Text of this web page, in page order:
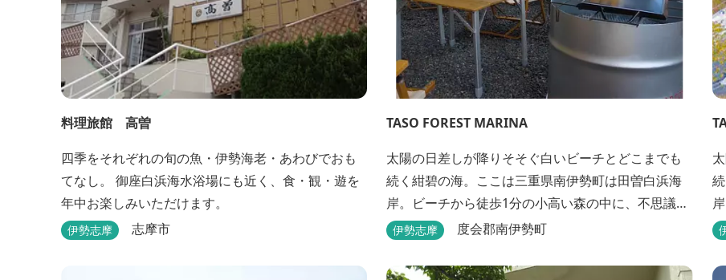
料理旅館 高曽
四季をそれぞれの旬の魚・伊勢海老・あわびでおも
てなし。 御座白浜海水浴場にも近く、食・観・遊を
年中お楽しみいただけます。
伊勢志摩 志摩市
TASO FOREST MARINA
太陽の日差しが降りそそぐ白いビーチとどこまでも
続く紺碧の海。ここは三重県南伊勢町は田曽白浜海
岸。ビーチから徒歩1分の小高い森の中に、不思議な
波止場があります。やさしい木陰に停泊するのは3艇
高まるインテリアは見た目からは想像できないほど
伊勢志摩 度会郡南伊勢町